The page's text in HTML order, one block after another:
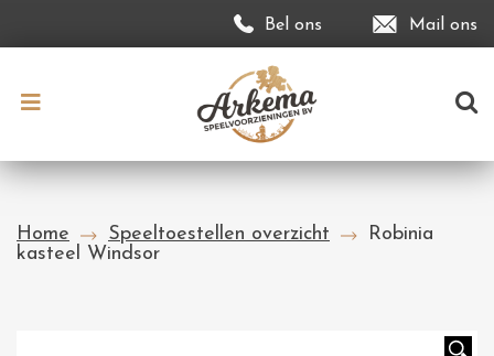
Bel ons Mail ons
Home Speeltoestellen overzicht
Robinia
kasteel Windsor